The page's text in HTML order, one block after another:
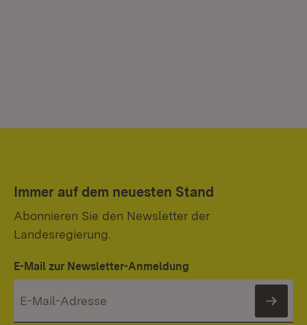
Immer auf dem neuesten Stand
Abonnieren Sie den Newsletter der
Landesregierung.
E-Mail zur Newsletter-Anmeldung